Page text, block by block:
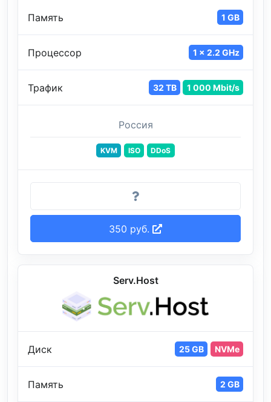
Память 1 GB
Процессор 1 x 2.2 GHz
Трафик 32 TB 1 000 Mbit/s
Россия
KVM ISO DDoS
350 руб.
Serv.Host
Диск 25 GB NVMe
Память 2 GB